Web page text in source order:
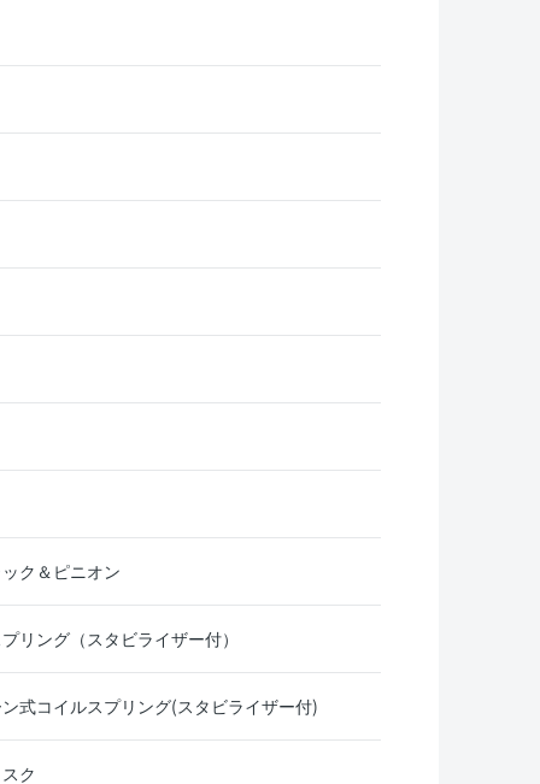
ク＆ピニオン
リング（スタビライザー付）
式コイルスプリング(スタビライザー付)
ク